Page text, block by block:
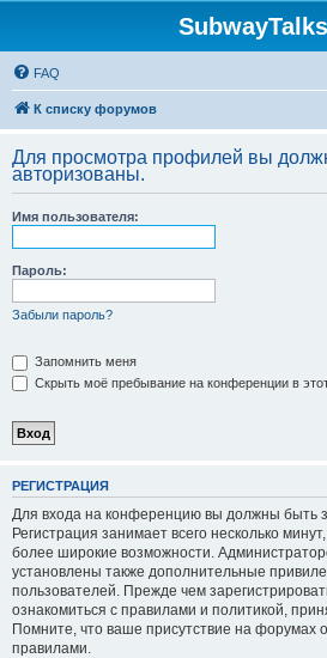
FAQ
К списку форумов
Для просмотра профилей вы
авторизованы.
Имя пользователя:
Пароль:
Забыли пароль?
Запомнить меня
Скрыть моё пребывание на конференции в
РЕГИСТРАЦИЯ
Для входа на конференцию вы должны быть
Регистрация занимает всего несколько
более широкие возможности.
установлены также дополнительные
пользователей. Прежде чем
ознакомиться с правилами и политикой,
Помните, что ваше присутствие на форумах
правилами.